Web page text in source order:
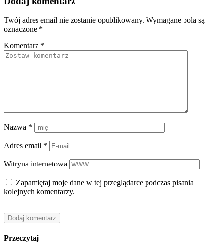
Twój adres email nie zostanie opublikowany. Wymagane pola są
oznaczone *
Komentarz *
Nazwa *
Adres email *
Witryna internetowa
Zapamiętaj moje dane w tej przeglądarce podczas pisania
kolejnych komentarzy.
Przeczytaj